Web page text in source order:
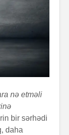
nə etməli
bir sərhədi
daha